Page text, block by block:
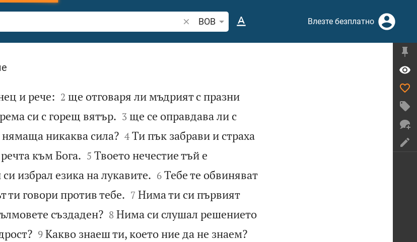
Търсете стих или дума в Библията
BOB Влезте безплатно
и рече:
2 ще отговаря ли мъдрият с празни
си с горещ вятър.
3 ще се оправдава ли с
никаква сила?
4 Ти пък забрави и страха
към Бога.
5 Твоето нечестие тъй е
избрал езика на лукавите.
6 Тебе те обвиняват
ти говори против тебе.
7 Нима ти си първият
създаден?
8 Нима си слушал решението

9 Какво знаеш ти, което ние да не знаем?